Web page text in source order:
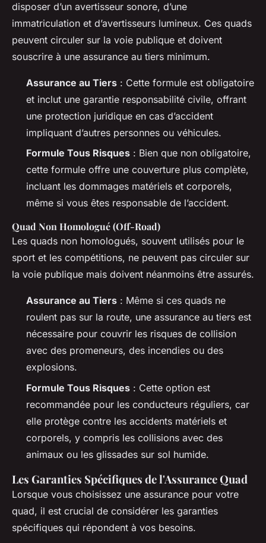
disposer d’un avertisseur sonore, d’une
immatriculation et d’avertisseurs lumineux. Ces quads
peuvent circuler sur la voie publique et doivent
souscrire à une assurance au tiers minimum.
Assurance au Tiers : Cette formule est obligatoire
et inclut une garantie responsabilité civile, offrant
une protection juridique en cas d’accident
impliquant d’autres personnes ou véhicules.
Formule Tous Risques : Bien que non obligatoire,
cette formule offre une couverture plus complète,
incluant les dommages matériels et corporels,
même si vous êtes responsable de l’accident.
Quad Non Homologué (Off-Road)
Les quads non homologués, souvent utilisés pour le
sport et les compétitions, ne peuvent pas circuler sur
la voie publique mais doivent néanmoins être assurés.
Assurance au Tiers : Même si ces quads ne
roulent pas sur la route, une assurance au tiers est
nécessaire pour couvrir les risques de collision
avec des promeneurs, des incendies ou des
explosions.
Formule Tous Risques : Cette option est
recommandée pour les conducteurs réguliers, car
elle protège contre les accidents matériels et
corporels, y compris les collisions avec des
animaux ou les glissades sur sol humide.
Les Garanties Spécifiques de l'Assurance Quad
Lorsque vous choisissez une assurance pour votre
quad, il est crucial de considérer les garanties
spécifiques qui répondent à vos besoins.